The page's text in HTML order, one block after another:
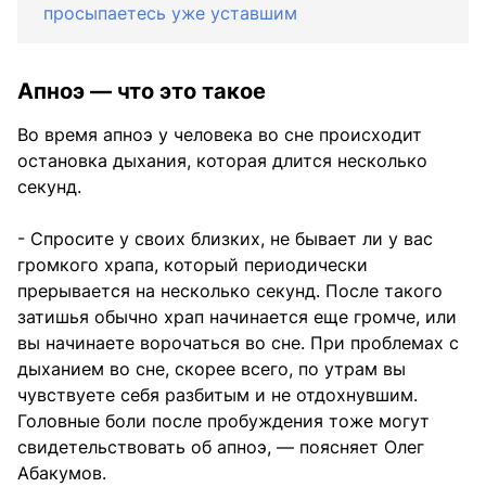
просыпаетесь уже уставшим
Апноэ — что это такое
Во время апноэ у человека во сне происходит
остановка дыхания, которая длится несколько
секунд.
- Спросите у своих близких, не бывает ли у вас
громкого храпа, который периодически
прерывается на несколько секунд. После такого
затишья обычно храп начинается еще громче, или
вы начинаете ворочаться во сне. При проблемах с
дыханием во сне, скорее всего, по утрам вы
чувствуете себя разбитым и не отдохнувшим.
Головные боли после пробуждения тоже могут
свидетельствовать об апноэ, — поясняет Олег
Абакумов.